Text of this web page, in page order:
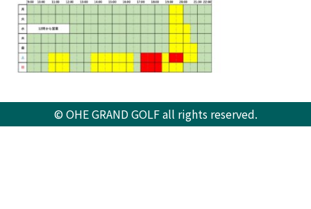
© OHE GRAND GOLF all rights reserved.